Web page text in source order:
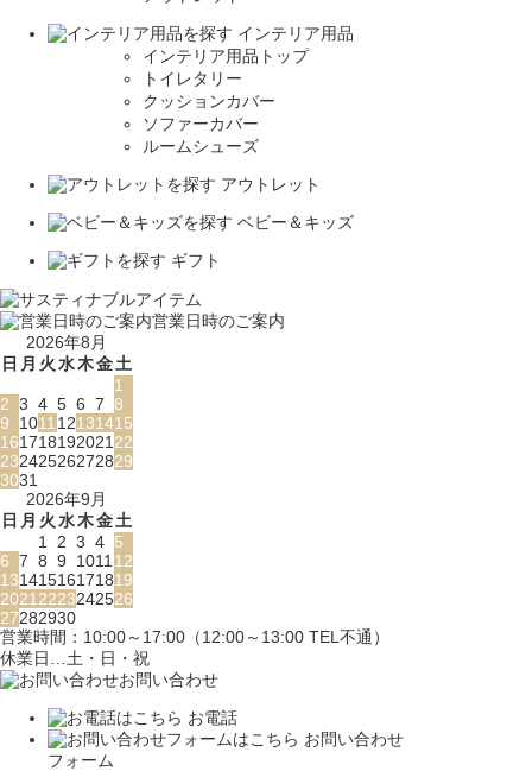
インテリア用品
インテリア用品トップ
トイレタリー
クッションカバー
ソファーカバー
ルームシューズ
アウトレット
ベビー＆キッズ
ギフト
営業日時のご案内
2026年8月
日 月 火水木金土
1
2 3 4 5 6 7 8
9
1011 12131415
161718192021 22
23242526272829
3031
2026年9月
日 月 火水木金土
1
2 3 4 5
6 7 8 9 1011 12
13141516171819
2021 2223242526
27282930
営業時間：10:00～17:00（12:00～13:00 TEL不通）
休業日…土・日・祝
お問い合わせ
お電話
お問い合わせ
フォーム